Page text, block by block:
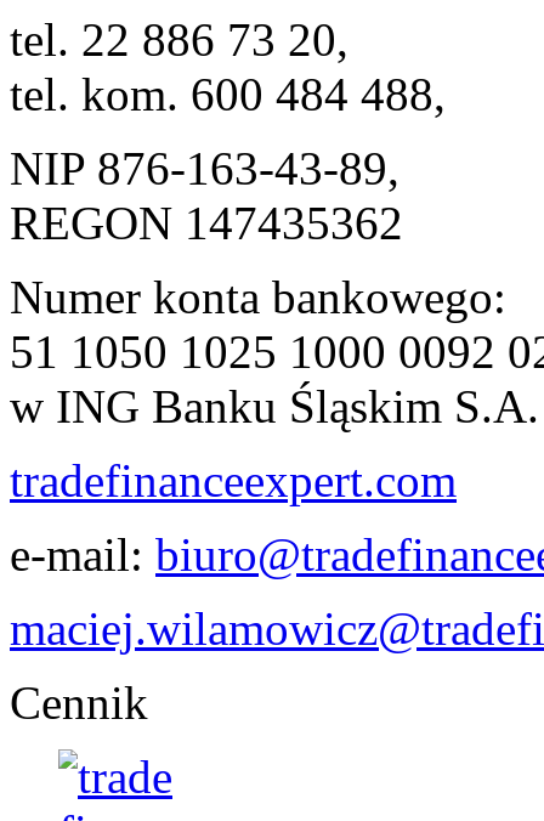
tel. 22 886 73 20,
tel. kom. 600 484 488,
NIP 876-163-43-89,
REGON 147435362
Numer konta bankowego:
51 1050 1025 1000 0092
w ING Banku Śląskim S.A.
tradefinanceexpert.com
e-mail:
Cennik